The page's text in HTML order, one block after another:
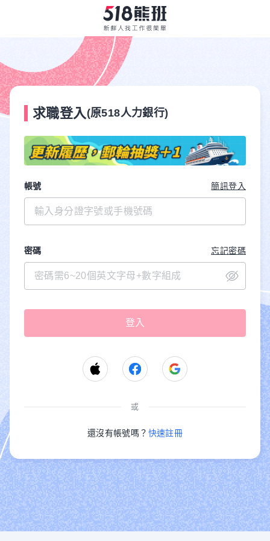
求職登入 (原518人力銀行)
帳號 簡訊登入
密碼 忘記密碼
或
還沒有帳號嗎？ 快速註冊